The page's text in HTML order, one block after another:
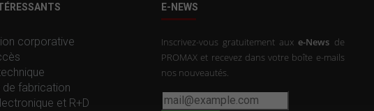
corporative
de fabrication
et R+D
E-NEWS
Inscrivez-vous gratuitement aux e-News de
PROMAX et recevez dans votre boîte e-mails
nos nouveautés.